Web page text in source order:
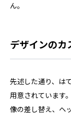
ん。
デザインのカ
先述した通り、は
用意されています
像の差し替え、ヘ